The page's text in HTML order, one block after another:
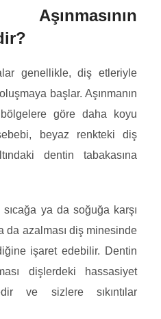
genellikle, diş etleriyle
başlar. Aşınmanın
göre daha koyu
beyaz renkteki diş
dentin tabakasına
ya da soğuğa karşı
da azalması diş minesinde
işaret edebilir. Dentin
dişlerdeki hassasiyet
ve sizlere sıkıntılar